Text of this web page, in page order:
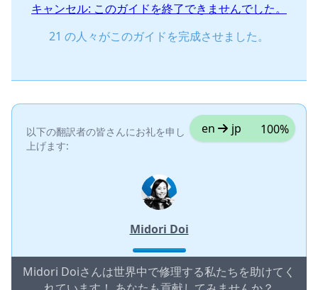
キャンセル: このガイドを終了できませんでした。
21 の人々がこのガイドを完成させました。
以下の翻訳者の皆さんにお礼を申し
上げます:
en jp 100%
Midori Doi
Midori Doiさんは世界中で修理する私たちを助けてく